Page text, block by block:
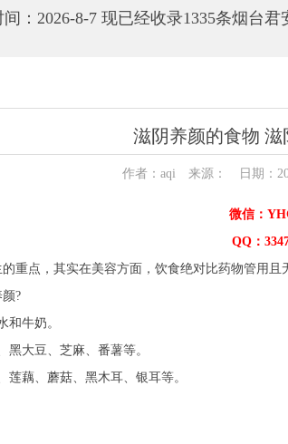
间：2026-8-7 现已经收录1335条烟台君
滋阴养颜的食物
作者：aqi 来源： 日期：
微信：
QQ：
重点，其实在美容方面，饮食绝对比药物管用
?
和牛奶。
黑大豆、芝麻、番薯等。
莲藕、蘑菇、黑木耳、银耳等。